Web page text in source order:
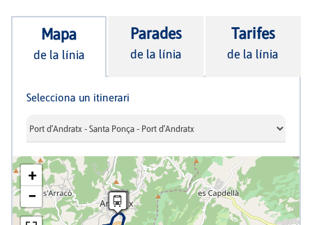
Mapa
de la línia
Parades
de la línia
Tarifes
de la línia